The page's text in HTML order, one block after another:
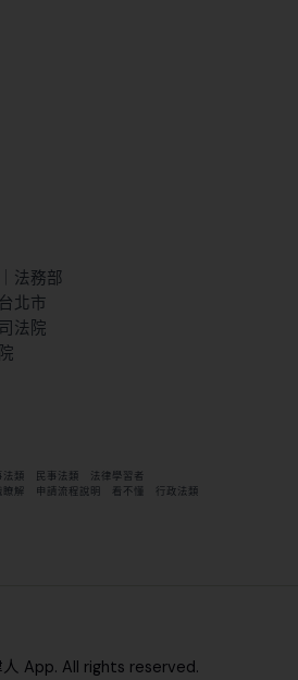
法務部
北市
法院
法類 民事法類
法律學習者
瞭解 申請流程說明 看不懂 行政法類
App. All rights reserved.